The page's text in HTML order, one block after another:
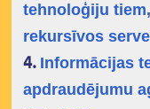
tehnoloģiju
rekursīvos
4. Informācijas
apdraudējumu